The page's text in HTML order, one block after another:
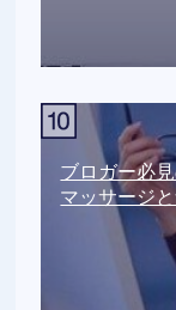
ブロガー必
マッサージ